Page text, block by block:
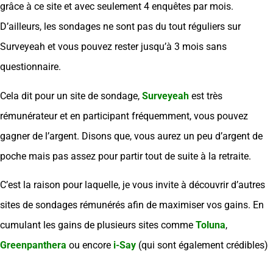
grâce à ce site et avec seulement 4 enquêtes par mois.
D’ailleurs, les sondages ne sont pas du tout réguliers sur
Surveyeah et vous pouvez rester jusqu’à 3 mois sans
questionnaire.
Cela dit pour un site de sondage, Surveyeah est très
rémunérateur et en participant fréquemment, vous pouvez
gagner de l’argent. Disons que, vous aurez un peu d’argent de
poche mais pas assez pour partir tout de suite à la retraite.
C’est la raison pour laquelle, je vous invite à découvrir d’autres
sites de sondages rémunérés afin de maximiser vos gains. En
cumulant les gains de plusieurs sites comme Toluna,
Greenpanthera ou encore i-Say (qui sont également crédibles)